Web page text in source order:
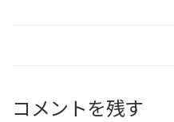
コメントを残す